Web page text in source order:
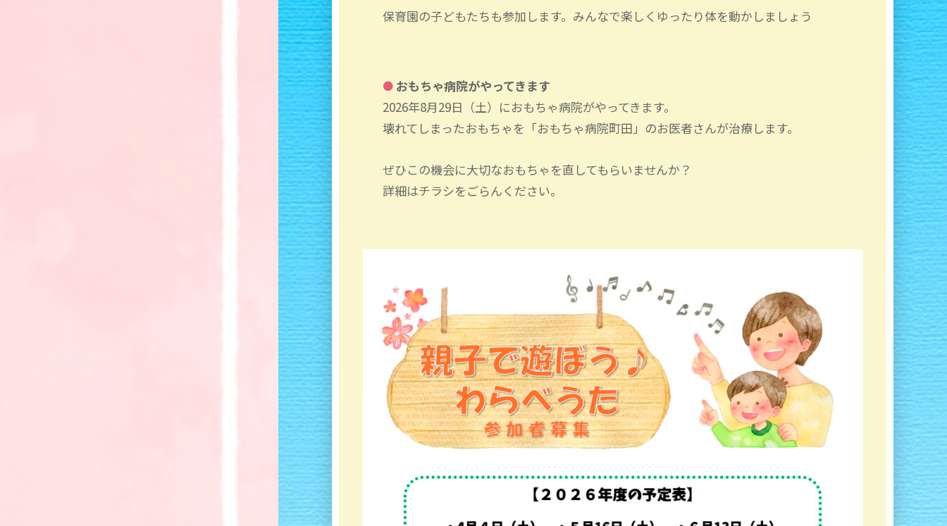
保育園の子どもたちも参加します。みんなで楽しくゆったり体を動かしましょう
● おもちゃ病院がやってきます
2026年8月29日（土）におもちゃ病院がやってきます。
壊れてしまったおもちゃを「おもちゃ病院町田」のお医者さんが治療します。
ぜひこの機会に大切なおもちゃを直してもらいませんか？
詳細はチラシをごらんください。